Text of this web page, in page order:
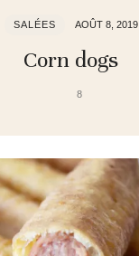
SALÉES AOÛT 8, 2019
Corn dogs
8